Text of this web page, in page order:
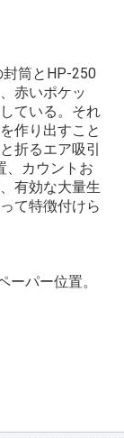
筒とHP-250
赤いポケッ
ている。それ
作り出すこと
折るエア吸引
、カウントお
有効な大量生
て特徴付けら
パー位置。